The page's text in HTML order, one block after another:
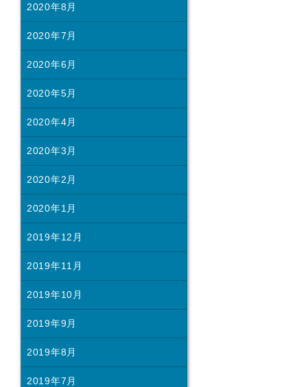
2020年8月
2020年7月
2020年6月
2020年5月
2020年4月
2020年3月
2020年2月
2020年1月
2019年12月
2019年11月
2019年10月
2019年9月
2019年8月
2019年7月